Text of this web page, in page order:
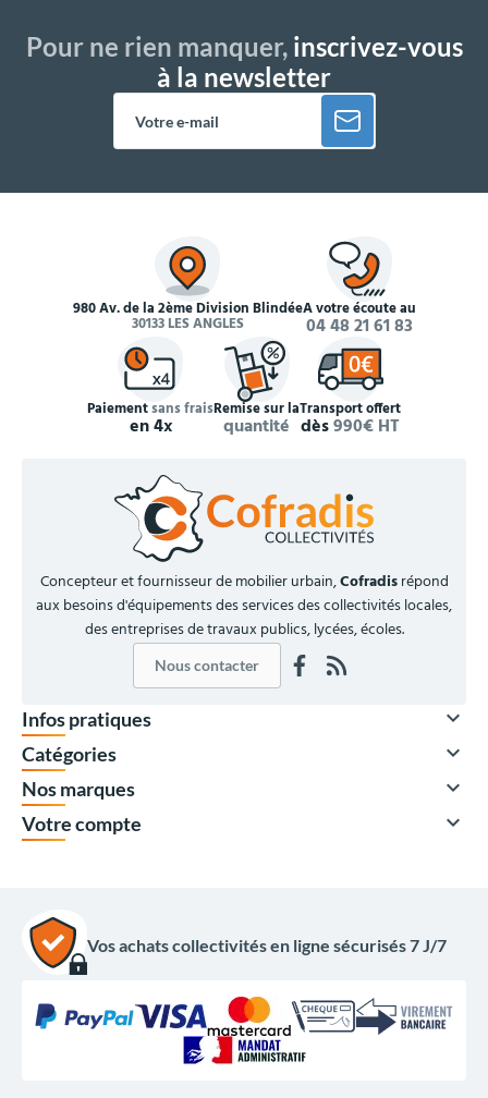
Pour ne rien manquer,inscrivez-vous
à la newsletter
980 Av. de la 2ème Division Blindée
30133 LES ANGLES
À votre écoute au
04 48 21 61 83
Paiementsans frais
en 4x
Remise sur la
quantité
Transport offert
dès990€ HT
Concepteur et fournisseur de mobilier urbain,Cofradisrépond
aux besoins d'équipements des services des collectivités locales,
des entreprises de travaux publics, lycées, écoles.
Nous contacter
Infos pratiques 
Catégories 
Nos marques 
Votre compte 
Vos achats collectivités en ligne sécurisés 7 J/7